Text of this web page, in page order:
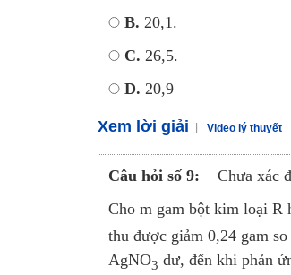
B. 20,1.
C. 26,5.
D. 20,9
Xem lời giải Video lý thuyết
Câu hỏi số 9:
Chưa xác
Cho m gam bột kim loại R
thu được giảm 0,24 gam
AgNO3 dư, đến khi phản